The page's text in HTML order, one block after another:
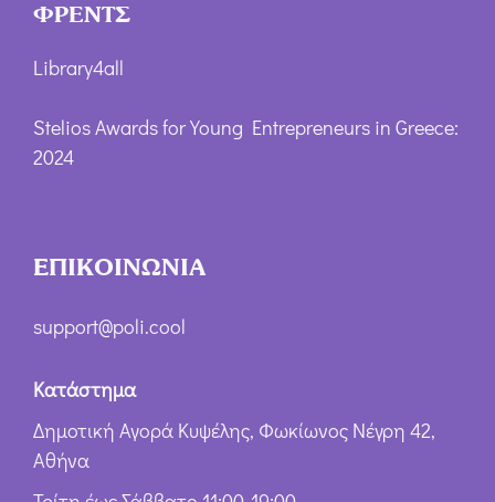
ΦΡΕΝΤΣ
Library4all
Stelios Awards for Young Entrepreneurs in Greece:
2024
ΕΠΙΚΟΙΝΩΝΙΑ
support@poli.cool
Κατάστημα
Δημοτική Αγορά Κυψέλης, Φωκίωνος Νέγρη 42,
Αθήνα